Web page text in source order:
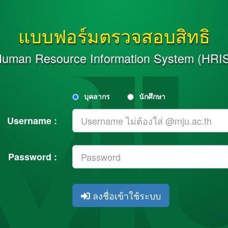
แบบฟอร์มตรวจสอบสิทธิ
Resource Information System
บุคลากร นักศึกษา
Username :
Password :
ลงชื่อเข้าใช้ระบบ